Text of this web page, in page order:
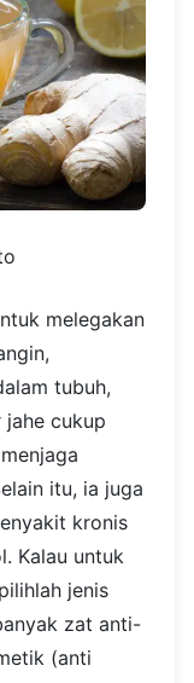
melegakan
tubuh,
jahe cukup
itu, ia juga
kronis
Kalau untuk
jenis
zat anti-
(anti